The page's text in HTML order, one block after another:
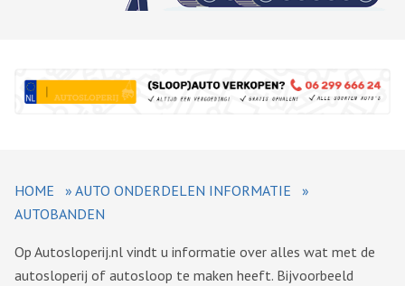
HOME » AUTO ONDERDELEN INFORMATIE
»
AUTOBANDEN
Op Autosloperij.nl vindt u informatie over alles wat met de
autosloperij of autosloop te maken heeft. Bijvoorbeeld